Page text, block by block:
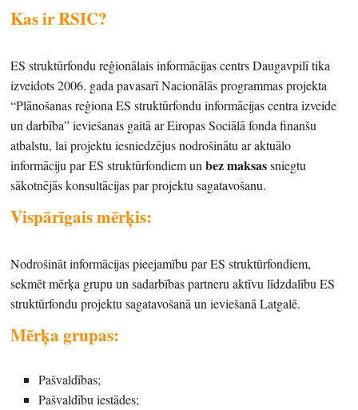
Kas ir RSIC?
ES struktūrfondu reģionālais informācijas centrs Daugavpilī tika
izveidots 2006. gada pavasarī Nacionālās programmas projekta
“Plānošanas reģiona ES struktūrfondu informācijas centra izveide
un darbība” ieviešanas gaitā ar Eiropas Sociālā fonda finanšu
atbalstu, lai projektu iesniedzējus nodrošinātu ar aktuālo
informāciju par ES struktūrfondiem unbez maksassniegtu
sākotnējās konsultācijas par projektu sagatavošanu.
Vispārīgais mērķis:
Nodrošināt informācijas pieejamību par ES struktūrfondiem,
sekmēt mērķa grupu un sadarbības partneru aktīvu līdzdalību ES
struktūrfondu projektu sagatavošanā un ieviešanā Latgalē.
Mērķa grupas:
Pašvaldības;
Pašvaldību iestādes;